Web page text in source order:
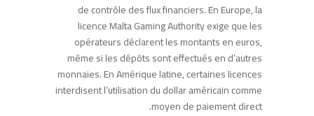
de contrôle des flux financiers. En Europe, la
licence Malta Gaming Authority exige que les
opérateurs déclarent les montants en euros,
même si les dépôts sont effectués en d’autres
monnaies. En Amérique latine, certaines licences
interdisent l’utilisation du dollar américain comme
moyen de paiement direct.